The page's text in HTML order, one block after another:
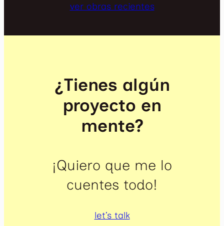
ver obras recientes
¿Tienes algún
proyecto en
mente?
¡Quiero que me lo
cuentes todo!
let’s talk